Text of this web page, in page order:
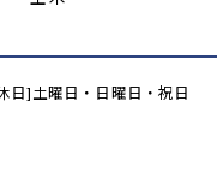
日]土曜日・日曜日・祝日
© 2026 神奈川で解体な